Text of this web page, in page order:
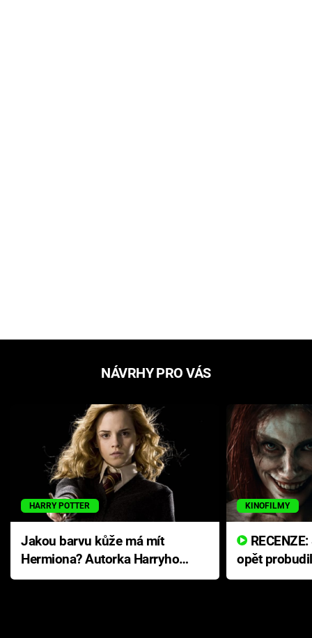
NÁVRHY PRO VÁS
HARRY POTTER
Jakou barvu kůže má mít
Hermiona? Autorka Harryho
Pottera přišla s ráznou
KINOFILMY
opět
přichází s